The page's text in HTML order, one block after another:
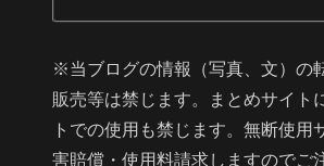
※当ブログの情報（写真、文）の
販売等は禁じます。まとめサイト
トでの使用も禁じます。無断使用
害賠償・使用料請求しますのでご